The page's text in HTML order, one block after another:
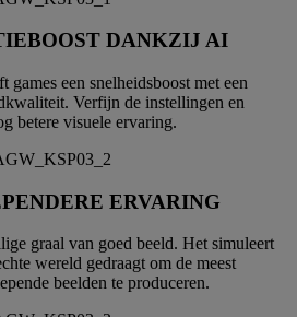
DANKZIJ AI
een snelheidsboost met een
Verfijn de instellingen en
betere visuele ervaring.
ERVARING
graal van goed beeld. Het simuleert
wereld gedraagt om de meest
beelden te produceren.